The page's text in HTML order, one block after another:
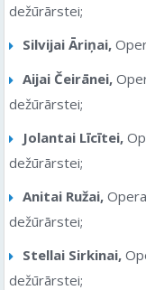
dežūrārstei;
Silvijai Āriņai,
Aijai Čeirānei,
dežūrārstei;
Jolantai Līcītei,
dežūrārstei;
Anitai Ružai,
dežūrārstei;
Stellai Sirkinai,
dežūrārstei;